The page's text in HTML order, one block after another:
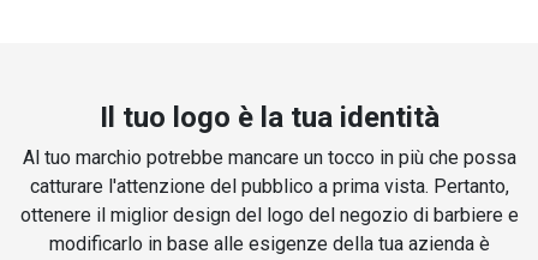
Il tuo logo è la tua identità
Al tuo marchio potrebbe mancare un tocco in più che possa
catturare l'attenzione del pubblico a prima vista. Pertanto,
ottenere il miglior design del logo del negozio di barbiere e
modificarlo in base alle esigenze della tua azienda è